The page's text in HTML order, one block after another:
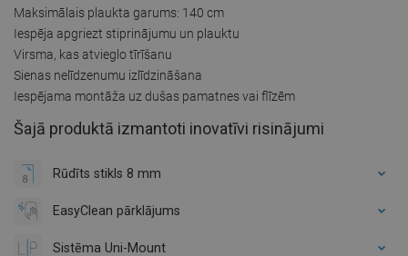
Maksimālais plaukta garums: 140 cm
Iespēja apgriezt stiprinājumu un plauktu
Virsma, kas atvieglo tīrīšanu
Sienas nelīdzenumu izlīdzināšana
Iespējama montāža uz dušas pamatnes vai flīzēm
Šajā produktā izmantoti inovatīvi risinājumi
Rūdīts stikls 8 mm
EasyClean pārklājums
Sistēma Uni-Mount